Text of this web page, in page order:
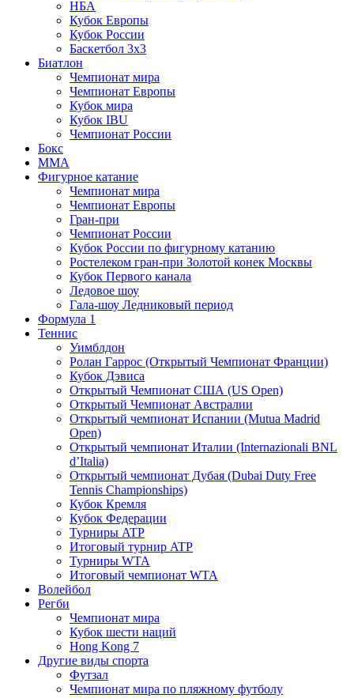
НБА
Кубок Европы
Кубок России
Баскетбол 3х3
Биатлон
Чемпионат мира
Чемпионат Европы
Кубок мира
Кубок IBU
Чемпионат России
Бокс
MMA
Фигурное катание
Чемпионат мира
Чемпионат Европы
Гран-при
Чемпионат России
Кубок России по фигурному катанию
Ростелеком гран-при Золотой конек Москвы
Кубок Первого канала
Ледовое шоу
Гала-шоу Ледниковый период
Формула 1
Теннис
Уимблдон
Ролан Гаррос (Открытый Чемпионат Франции)
Кубок Дэвиса
Открытый Чемпионат США (US Open)
Открытый Чемпионат Австралии
Открытый чемпионат Испании (Mutua Madrid
Open)
Открытый чемпионат Италии (Internazionali BNL
d’Italia)
Открытый чемпионат Дубая (Dubai Duty Free
Tennis Championships)
Кубок Кремля
Кубок Федерации
Турниры ATP
Итоговый турнир ATP
Турниры WTA
Итоговый чемпионат WTA
Волейбол
Регби
Чемпионат мира
Кубок шести наций
Hong Kong 7
Другие виды спорта
Футзал
Чемпионат мира по пляжному футболу